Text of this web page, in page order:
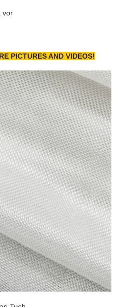
vor
PICTURES AND VIDEOS!